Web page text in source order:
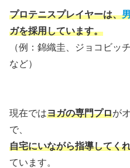
プロテニスプレイヤーは、
ガを採用しています。
（例：錦織圭、ジョコビッ
など）
現在ではヨガの専門プロが
で、
自宅にいながら指導してく
ています。